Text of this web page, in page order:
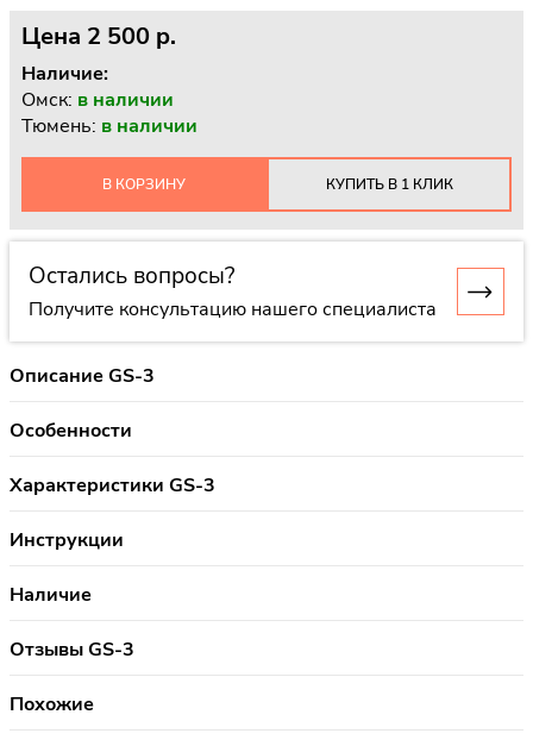
Цена 2 500 p.
Наличие:
Омск: в наличии
Тюмень: в наличии
В КОРЗИНУ КУПИТЬ В 1 КЛИК
Остались вопросы?
Получите консультацию нашего специалиста
Описание GS-3
Особенности
Характеристики GS-3
Инструкции
Наличие
Отзывы GS-3
Похожие